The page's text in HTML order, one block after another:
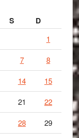
S D
1
7 8
14 15
21 22
28 29